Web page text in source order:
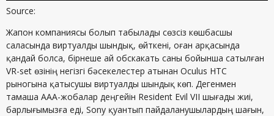
Source:
Жапон компаниясы болып табылады сөзсіз көшбасшы
саласында виртуалды шындық, өйткені, оған арқасында
қандай болса, бірнеше ай обскакать саны бойынша сатылған
VR-set өзінің негізгі бәсекелестер атынан Oculus HTC
рыногына қатысушы виртуалды шындық көп. Дегенмен
тамаша AAA-жобалар деңгейін Resident Evil VII шығады жиі,
барлығымызға еді, Sony қуантып пайдаланушылардың шағын,